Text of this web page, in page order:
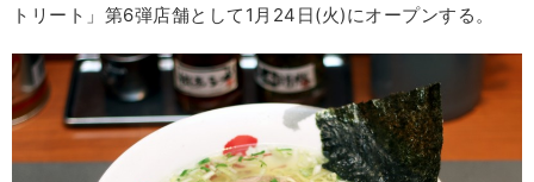
トリート」第6弾店舗として1月24日(火)にオープンする。